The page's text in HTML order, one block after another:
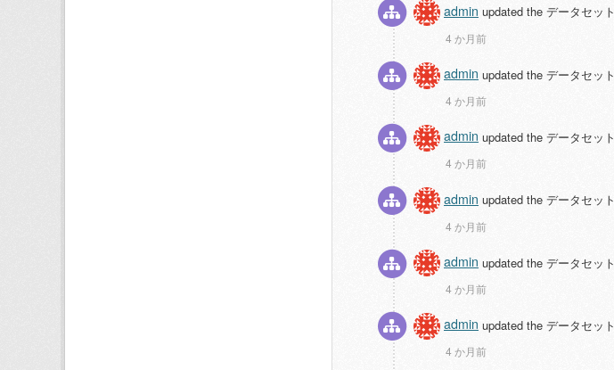
admin updated the データセット
4 か月前
admin updated the データセット
4 か月前
admin updated the データセット
4 か月前
admin updated the データセット
4 か月前
admin updated the データセット
4 か月前
admin updated the データセット
4 か月前